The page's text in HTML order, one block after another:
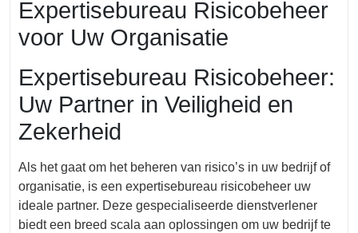
Expertisebureau Risicobeheer
voor Uw Organisatie
Expertisebureau Risicobeheer:
Uw Partner in Veiligheid en
Zekerheid
Als het gaat om het beheren van risico’s in uw bedrijf of
organisatie, is een expertisebureau risicobeheer uw
ideale partner. Deze gespecialiseerde dienstverlener
biedt een breed scala aan oplossingen om uw bedrijf te